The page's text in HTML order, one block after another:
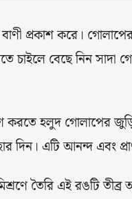
প্রকাশ করে।
বেছে নিন সাদা
করতে হলুদ গোলাপের
এটি আনন্দ এবং
তৈরি এই রঙটি